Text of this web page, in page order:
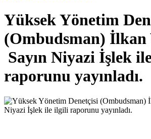
Yüksek Yönetim
(Ombudsman) İlkan
Sayın Niyazi İşlek
raporunu yayınladı.